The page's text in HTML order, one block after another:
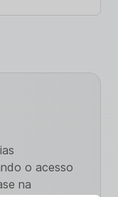
o acesso
na